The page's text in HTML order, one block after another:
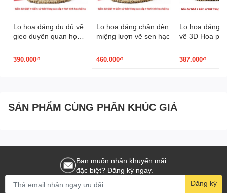
Lọ hoa dáng đu đủ vẽ
gieo duyên quan họ
390.000₫
Lọ hoa dáng chân đèn
miệng lượn vẽ sen hạc
460.000₫
Lọ hoa dáng
vẽ 3D Hoa
387.000₫
SẢN PHẨM CÙNG PHÂN KHÚC GIÁ
Bạn muốn nhận khuyến mãi
đặc biệt? Đăng ký ngay.
Đăng ký